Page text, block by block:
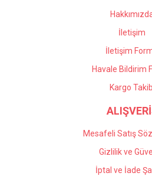
Gönder
İletişim
İletişim
Havale Bildirim
Kargo
Mesafeli Satış
Gizlilik ve
İptal ve İade